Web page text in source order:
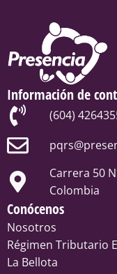
Información de
(604)
Carrera 50
Colombia
Conócenos
Nosotros
Régimen Tributario
La Bellota